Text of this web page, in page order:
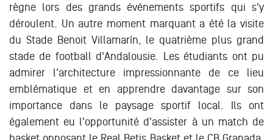
règne lors des grands événements sportifs qui s'y
déroulent. Un autre moment marquant a été la visite
du Stade Benoit Villamarín, le quatrième plus grand
stade de football d'Andalousie. Les étudiants ont pu
admirer l'architecture impressionnante de ce lieu
emblématique et en apprendre davantage sur son
importance dans le paysage sportif local. Ils ont
également eu l'opportunité d'assister à un match de